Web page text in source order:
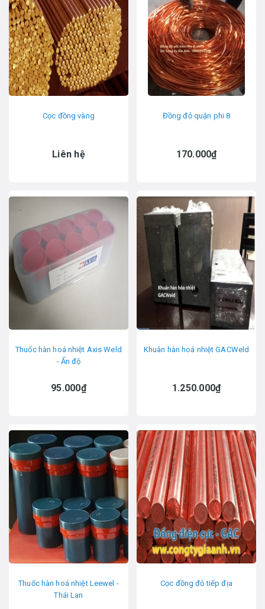
Cọc đồng vàng
Liên hệ
Đồng đỏ quận phi 8
170.000₫
Thuốc hàn hoá nhiệt Axis Weld
- Ấn độ
95.000₫
Khuân hàn hoá nhiệt GACWeld
1.250.000₫
Thuốc hàn hoá nhiệt Leewel -
Thái Lan
Cọc đồng đỏ tiếp địa